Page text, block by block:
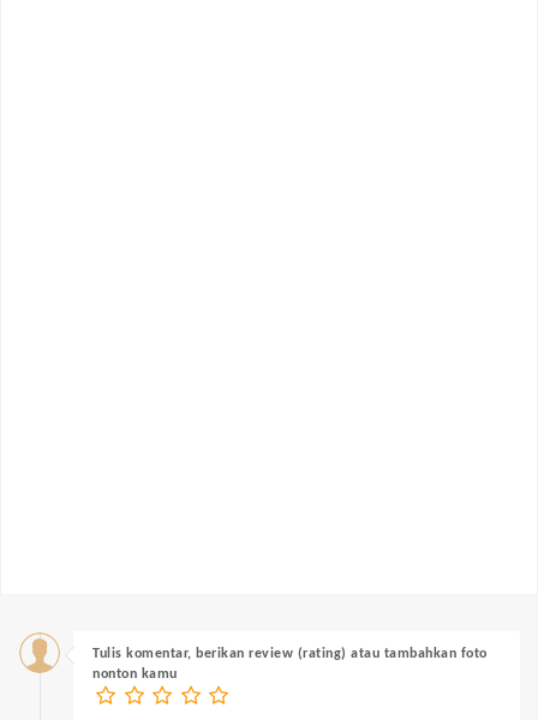
Tulis komentar, berikan review (rating) atau tambahkan foto
nonton kamu